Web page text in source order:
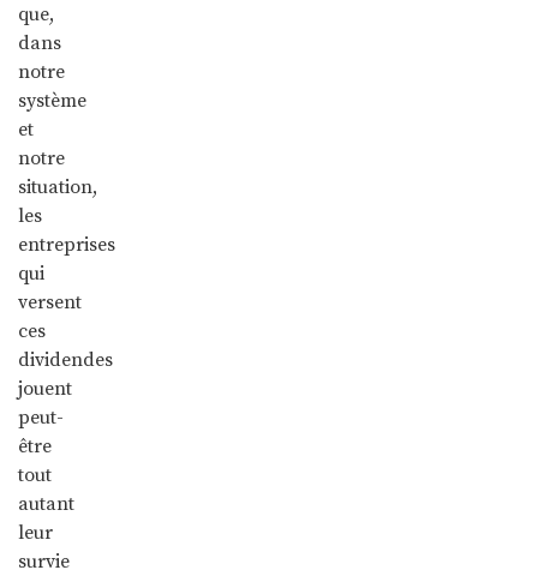
que,
dans
notre
système
et
notre
situation,
les
entreprises
qui
versent
ces
dividendes
jouent
peut-
être
tout
autant
leur
survie